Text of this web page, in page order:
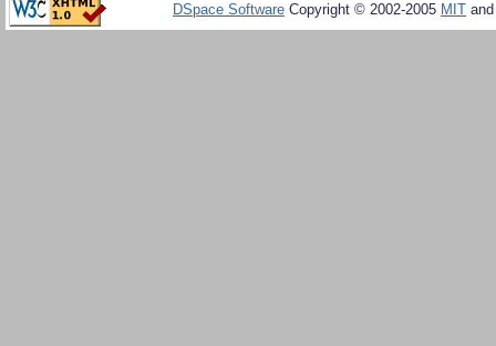
DSpace Software Copyright © 2002-2005 MIT